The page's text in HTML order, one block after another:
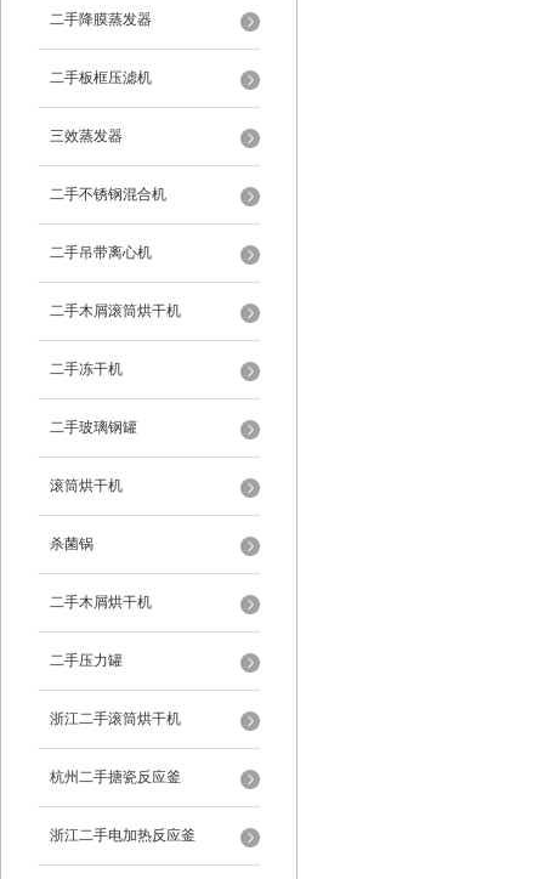
二手降膜蒸发器
二手板框压滤机
三效蒸发器
二手不锈钢混合机
二手吊带离心机
二手木屑滚筒烘干机
二手冻干机
二手玻璃钢罐
滚筒烘干机
杀菌锅
二手木屑烘干机
二手压力罐
浙江二手滚筒烘干机
杭州二手搪瓷反应釜
浙江二手电加热反应釜